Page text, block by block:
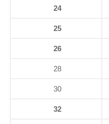
24
25
26
28
30
32